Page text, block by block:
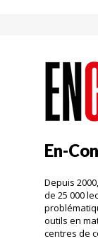
En-
Depuis
de 25 000
outils en
centres de